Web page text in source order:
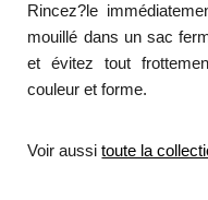
Rincez?le
mouillé dans un sac
et évitez tout
couleur et forme.
Voir aussitoute la